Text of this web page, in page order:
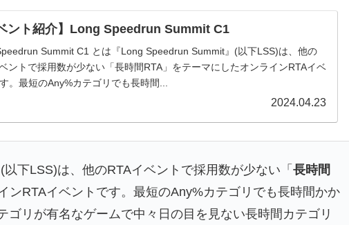
ント紹介】Long Speedrun Summit C1
Summit C1 とは『Long Speedrun Summit』(以下LSS)は、他の
ントで採用数が少ない「長時間RTA」をテーマにしたオンラインRTAイベ
。最短のAny%カテゴリでも長時間...
2024.04.23
(以下LSS)は、他のRTAイベントで採用数が少ない「長時間
ンRTAイベントです。最短のAny%カテゴリでも長時間かか
ゴリが有名なゲームで中々日の目を見ない長時間カテゴリ